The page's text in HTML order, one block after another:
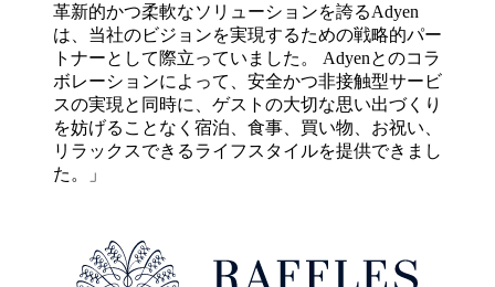
革新的かつ柔軟なソリューションを誇るAdyen
は、当社のビジョンを実現するための戦略的パー
トナーとして際立っていました。 Adyenとのコラ
ボレーションによって、安全かつ非接触型サービ
スの実現と同時に、ゲストの大切な思い出づくり
を妨げることなく宿泊、食事、買い物、お祝い、
リラックスできるライフスタイルを提供できまし
た。」